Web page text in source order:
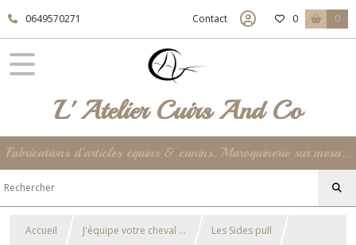
0649570271 Contact 0 0
L' Atelier Cuirs And Co
Fabrications d'articles équins & canins. Maroquinerie sur mesure et unique jusqu'à la déco de votre intérieur ... 100% Made In France !
Accueil J'équipe votre cheval ... Les Sides pull